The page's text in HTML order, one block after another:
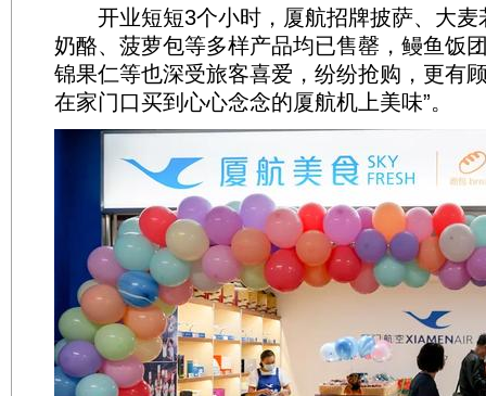
开业短短3个小时，厦航招牌披萨、大麦
奶酪、菠萝包等多样产品均已售罄，鳗鱼饭
锦果仁等也深受旅客喜爱，纷纷抢购，更有
在家门口买到心心念念的厦航机上美味”。